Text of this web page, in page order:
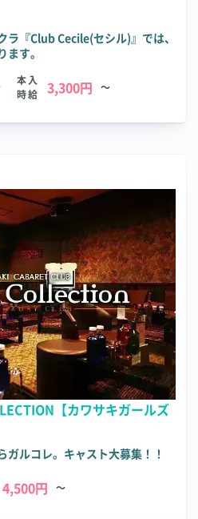
『Club Cecile(セシル)』では、
す。
本入
時給
3,300円 ～
【カワサキガールズ
ガルコレ。キャスト大募集！！
4,500円 ～